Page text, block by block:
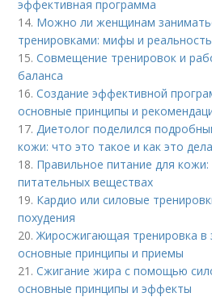
эффективная программа
14. Можно ли женщинам
тренировками: мифы и реальность
15.Совмещение тренировок и
баланса
16.Создание эффективной
основные принципы и
17. Диетолог поделился
кожи: что это такое и как это
18. Правильное питание для
питательных веществах
19. Кардио или силовые
похудения
20.Жиросжигающая тренировка в
основные принципы и приемы
21.Сжигание жира с помощью
основные принципы и эффекты